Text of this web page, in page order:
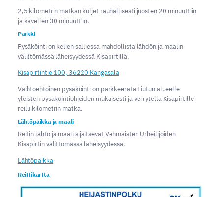
2,5 kilometrin matkan kuljet rauhallisesti juosten 20 minuuttiin
ja kävellen 30 minuuttiin.
Parkki
Pysäköinti on kelien salliessa mahdollista lähdön ja maalin
välittömässä läheisyydessä Kisapirtillä.
Kisapirtintie 100, 36220 Kangasala
Vaihtoehtoinen pysäköinti on parkkeerata Liutun alueelle
yleisten pysäköintiohjeiden mukaisesti ja verrytellä Kisapirtille
reilu kilometrin matka.
Lähtöpaikka ja maali
Reitin lähtö ja maali sijaitsevat Vehmaisten Urheilijoiden
Kisapirtin välittömässä läheisyydessä.
Lähtöpaikka
Reittikartta